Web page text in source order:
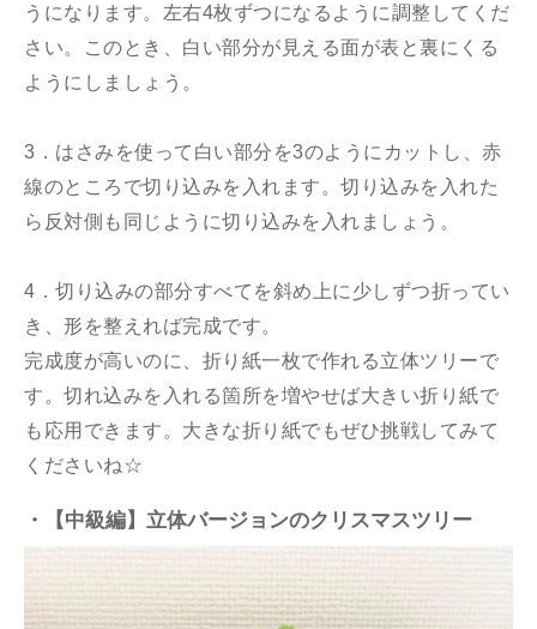
うになります。左右4枚ずつになるように調整してくだ
さい。このとき、白い部分が見える面が表と裏にくる
ようにしましょう。
3．はさみを使って白い部分を3のようにカットし、赤
線のところで切り込みを入れます。切り込みを入れた
ら反対側も同じように切り込みを入れましょう。
4．切り込みの部分すべてを斜め上に少しずつ折ってい
き、形を整えれば完成です。
完成度が高いのに、折り紙一枚で作れる立体ツリーで
す。切れ込みを入れる箇所を増やせば大きい折り紙で
も応用できます。大きな折り紙でもぜひ挑戦してみて
くださいね☆
・【中級編】立体バージョンのクリスマスツリー